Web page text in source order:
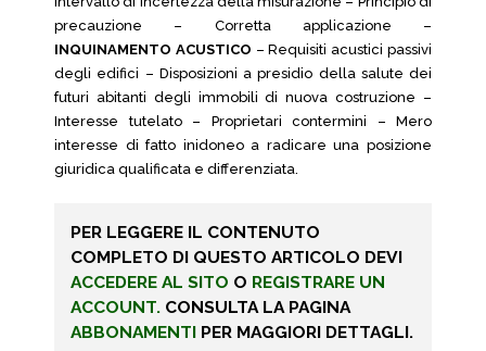
precauzione – Corretta applicazione –
INQUINAMENTO ACUSTICO – Requisiti acustici passivi
degli edifici – Disposizioni a presidio della salute dei
futuri abitanti degli immobili di nuova costruzione –
Interesse tutelato – Proprietari contermini – Mero
interesse di fatto inidoneo a radicare una posizione
giuridica qualificata e differenziata.
PER LEGGERE IL CONTENUTO
COMPLETO DI QUESTO ARTICOLO DEVI
ACCEDERE AL SITO O REGISTRARE UN
ACCOUNT. CONSULTA LA PAGINA
ABBONAMENTI PER MAGGIORI DETTAGLI.